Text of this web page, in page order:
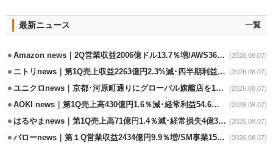
最新ニュース 一覧
Amazon news｜2Q営業収益2006億ドル13.7％増/AWS36.8％％増が貢献 (2026.08.07)
ニトリnews｜第1Q売上収益2263億円2.3%減･四半期利益1.4％減 (2026.08.07)
ユニクロnews｜京都･河原町通りにグローバル旗艦店を11/6開設 (2026.08.07)
AOKI news｜第1Q売上高430億円1.6％減･経常利益54.6％減 (2026.08.07)
はるやまnews｜第1Q売上高71億円1.4％減･経常損失4億3800万円 (2026.08.07)
バローnews｜第１Q営業収益2434億円9.9％増/SM事業15.5％増と絶好調 (2026.08.07)